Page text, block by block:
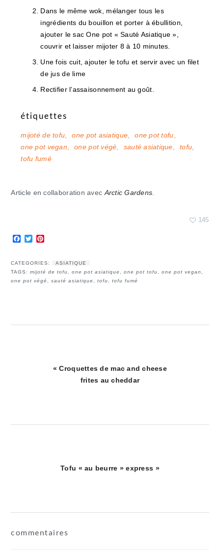
Dans le même wok, mélanger tous les
ingrédients du bouillon et porter à ébullition,
ajouter le sac One pot « Sauté Asiatique »,
couvrir et laisser mijoter 8 à 10 minutes.
Une fois cuit, ajouter le tofu et servir avec un filet
de jus de lime
Rectifier l’assaisonnement au goût.
étiquettes
mijoté de tofu, one pot asiatique, one pot tofu,
one pot vegan, one pot végé, sauté asiatique, tofu,
tofu fumé
Article en collaboration avecArctic Gardens.
145
Facebook
Twitter
CATEGORIES:
ASIATIQUE
TAGS:mijoté de tofu,one pot asiatique ,one pot tofu,one pot vegan ,
one pot végé ,sauté asiatique ,tofu,tofu fumé
Article
précédent
« Croquettes de mac and cheese
frites au cheddar
Article
Tofu « au beurre » express »
commentaires